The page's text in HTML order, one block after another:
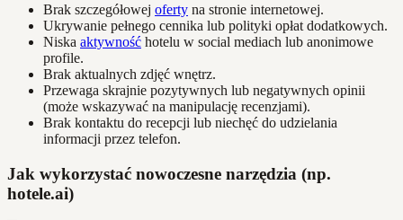
Brak szczegółowej oferty na stronie internetowej.
Ukrywanie pełnego cennika lub polityki opłat dodatkowych.
Niska aktywność hotelu w social mediach lub anonimowe
profile.
Brak aktualnych zdjęć wnętrz.
Przewaga skrajnie pozytywnych lub negatywnych opinii
(może wskazywać na manipulację recenzjami).
Brak kontaktu do recepcji lub niechęć do udzielania
informacji przez telefon.
Jak wykorzystać nowoczesne narzędzia (np.
hotele.ai)